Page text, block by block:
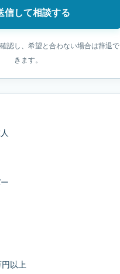
信して相談する
認し、希望と合わない場合は辞退で
きます。
以上